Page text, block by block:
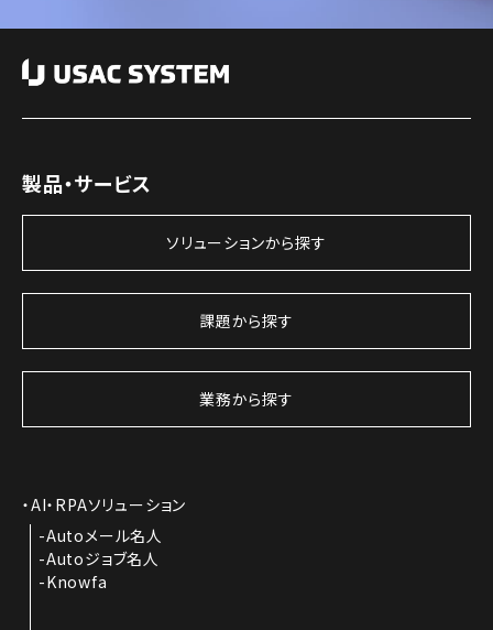
製品・サービス
ソリューションから探す
課題から探す
業務から探す
AI・RPAソリューション
Autoメール名人
Autoジョブ名人
Knowfa